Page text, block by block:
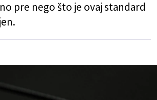
pre nego što je ovaj standard